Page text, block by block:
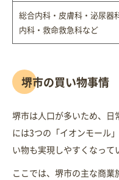
総合内科・皮膚科・泌尿器
内科・救命救急科など
堺市の買い物事情
堺市は人口が多いため、日
には3つの「イオンモール
い物も実現しやすくなって
ここでは、堺市の主な商業